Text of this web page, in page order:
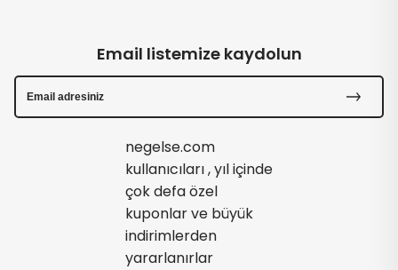
Email listemize kaydolun
negelse.com
kullanıcıları , yıl içinde
çok defa özel
kuponlar ve büyük
indirimlerden
yararlanırlar